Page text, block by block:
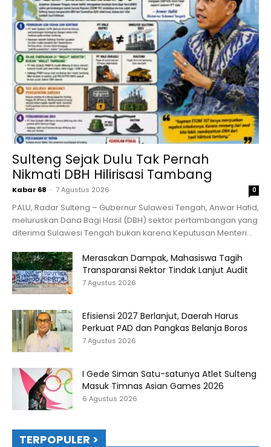
Sulteng Sejak Dulu Tak Pernah
Nikmati DBH Hilirisasi Tambang
Kabar 68 - 7 Agustus 2026 0
PALU, Radar Sulteng – Gubernur Sulawesi Tengah, Anwar Hafid,
meluruskan Dana Bagi Hasil (DBH) sektor pertambangan yang
diterima Sulawesi Tengah bukan karena Keputusan Menteri...
Merasakan Dampak, Mahasiswa Tagih
Transparansi Rektor Tindak Lanjut Audit
7 Agustus 2026
Efisiensi 2027 Berlanjut, Daerah Harus
Perkuat PAD dan Pangkas Belanja Boros
7 Agustus 2026
I Gede Siman Satu-satunya Atlet Sulteng
Masuk Timnas Asian Games 2026
6 Agustus 2026
TERPOPULER >